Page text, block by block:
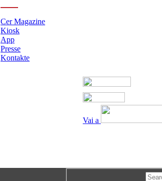
Vai a
Cer Magazine
Kiosk
App
Presse
Kontakte